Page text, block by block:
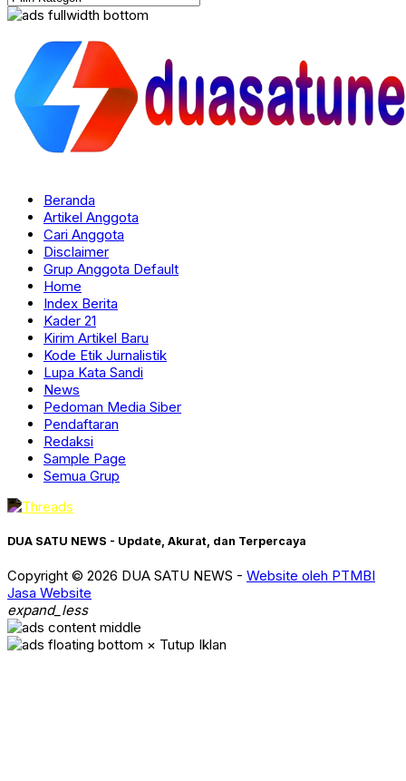
Beranda
Artikel Anggota
Cari Anggota
Disclaimer
Grup Anggota Default
Home
Index Berita
Kader 21
Kirim Artikel Baru
Kode Etik Jurnalistik
Lupa Kata Sandi
News
Pedoman Media Siber
Pendaftaran
Redaksi
Sample Page
Semua Grup
DUA SATU NEWS - Update, Akurat, dan Terpercaya
Copyright © 2026 DUA SATU NEWS - Website oleh PTMBI
Jasa Website
expand_less
× Tutup Iklan